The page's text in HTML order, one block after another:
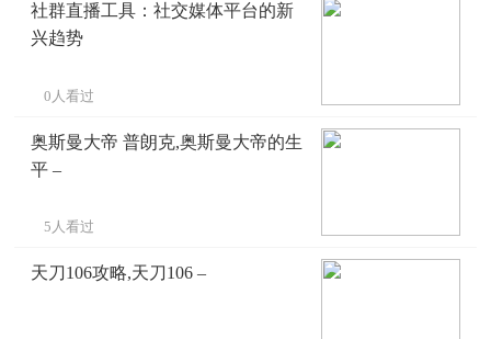
社群直播工具：社交媒体平台的新
兴趋势
0人看过
奥斯曼大帝 普朗克,奥斯曼大帝的生
平 –
5人看过
天刀106攻略,天刀106 –